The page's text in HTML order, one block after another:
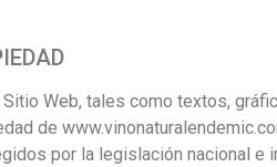
Web, tales como textos,
de
por la legislación nacional e